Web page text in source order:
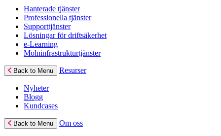
Hanterade tjänster
Professionella tjänster
Supporttjänster
Lösningar för driftsäkerhet
e-Learning
Molninfrastrukturtjänster
Back to Menu Resurser
Nyheter
Blogg
Kundcases
Back to Menu Om oss